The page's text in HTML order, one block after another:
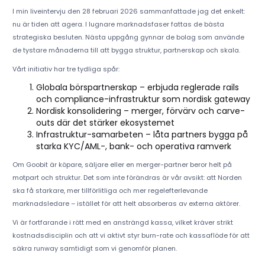
I min liveintervju den 28 februari 2026 sammanfattade jag det enkelt:
nu är tiden att agera. I lugnare marknadsfaser fattas de bästa
strategiska besluten. Nästa uppgång gynnar de bolag som använde
de tystare månaderna till att bygga struktur, partnerskap och skala.
Vårt initiativ har tre tydliga spår:
Globala börspartnerskap – erbjuda reglerade rails
och compliance-infrastruktur som nordisk gateway
Nordisk konsolidering – merger, förvärv och carve-
outs där det stärker ekosystemet
Infrastruktur-samarbeten – låta partners bygga på
starka KYC/AML-, bank- och operativa ramverk
Om Goobit är köpare, säljare eller en merger-partner beror helt på
motpart och struktur. Det som inte förändras är vår avsikt: att Norden
ska få starkare, mer tillförlitliga och mer regelefterlevande
marknadsledare – istället för att helt absorberas av externa aktörer.
Vi är fortfarande i rött med en ansträngd kassa, vilket kräver strikt
kostnadsdisciplin och att vi aktivt styr burn-rate och kassaflöde för att
säkra runway samtidigt som vi genomför planen.